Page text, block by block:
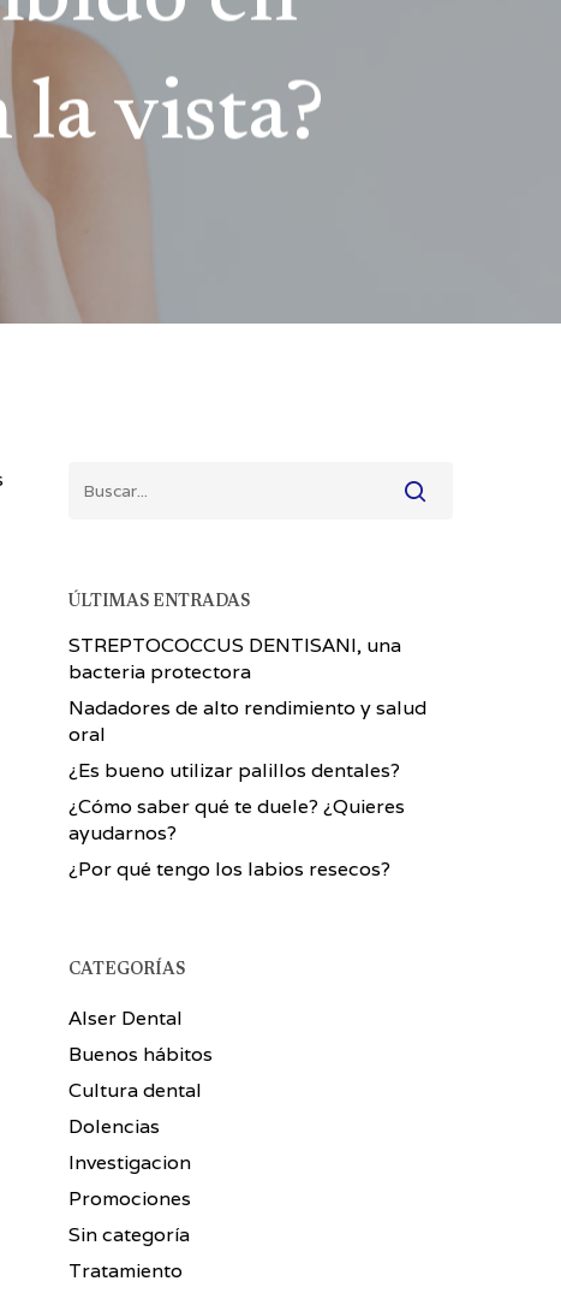
la vista?
ÚLTIMAS ENTRADAS
STREPTOCOCCUS DENTISANI, una
bacteria protectora
Nadadores de alto rendimiento y salud
oral
¿Es bueno utilizar palillos dentales?
¿Cómo saber qué te duele? ¿Quieres
ayudarnos?
¿Por qué tengo los labios resecos?
CATEGORÍAS
Alser Dental
Buenos hábitos
Cultura dental
Dolencias
Investigacion
Promociones
Sin categoría
Tratamiento